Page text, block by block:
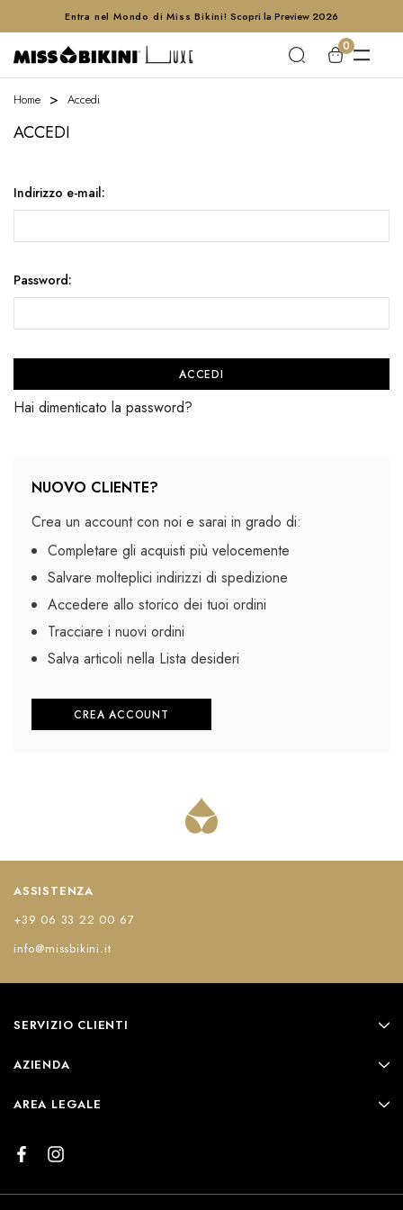
Entra nel Mondo di Miss Bikini! Scopri la Preview 2026
0
Home Accedi
ACCEDI
Indirizzo e-mail:
Password:
Hai dimenticato la password?
NUOVO CLIENTE?
Crea un account con noi e sarai in grado di:
Completare gli acquisti più velocemente
Salvare molteplici indirizzi di spedizione
Accedere allo storico dei tuoi ordini
Tracciare i nuovi ordini
Salva articoli nella Lista desideri
CREA ACCOUNT
ASSISTENZA
+39 06 33 22 00 67
info@missbikini.it
SERVIZIO CLIENTI
AZIENDA
AREA LEGALE